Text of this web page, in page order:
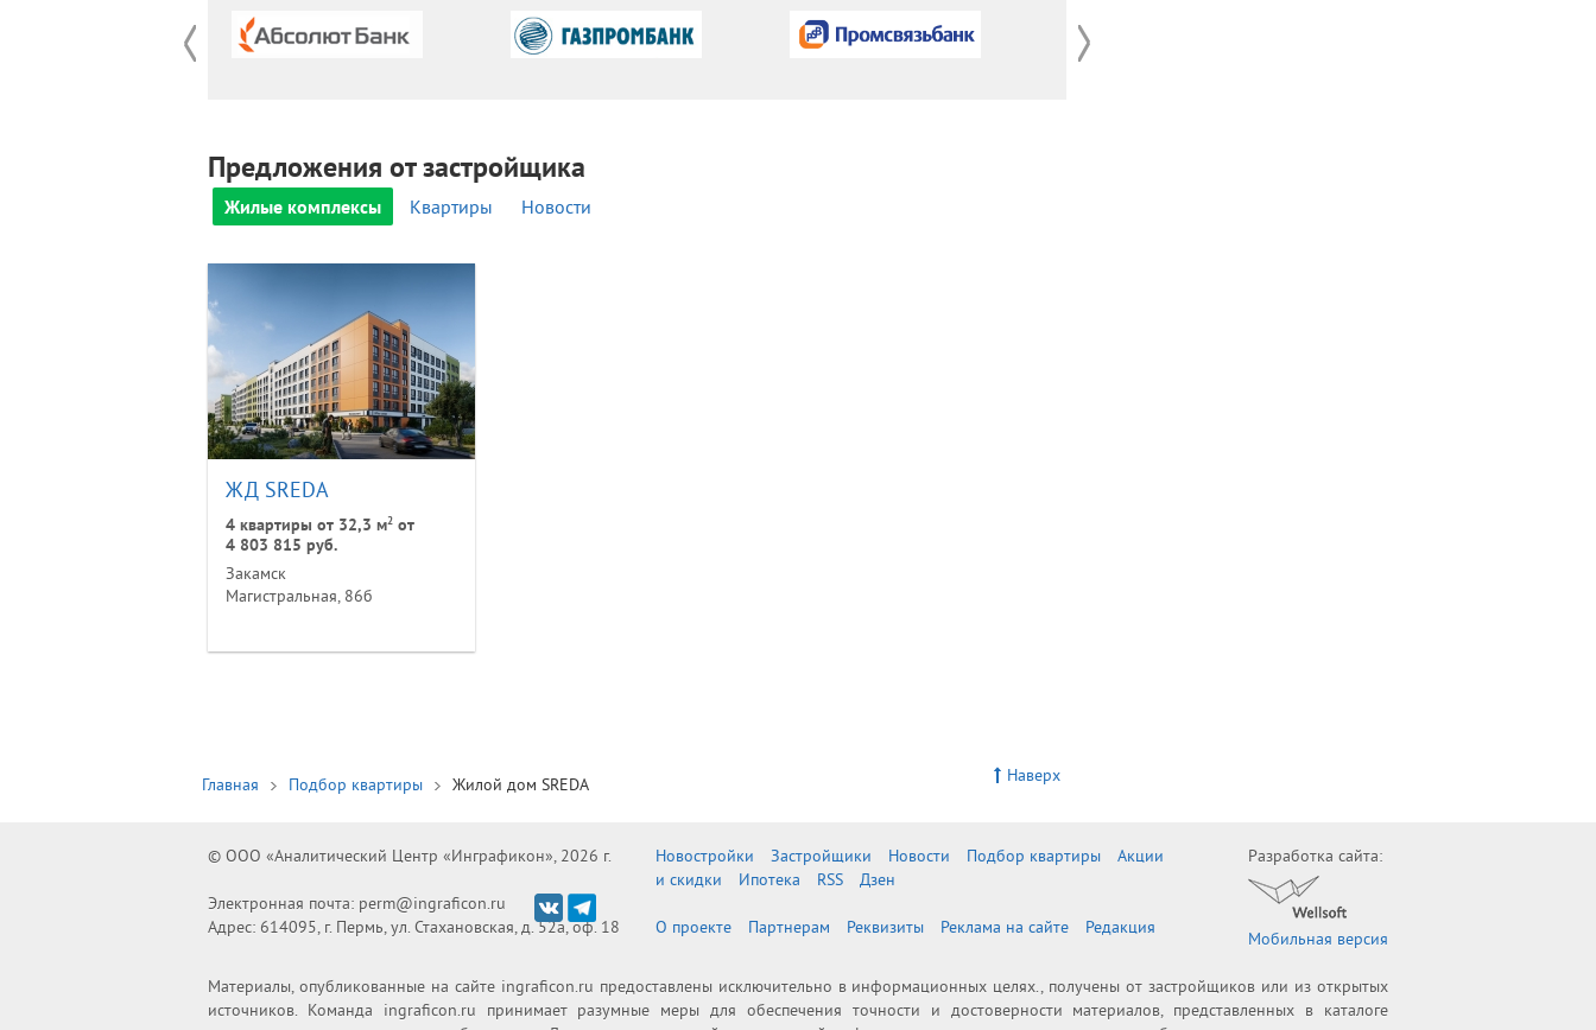
Предложения от застройщика
Жилые комплексы Квартиры Новости
ЖД SREDA
4 квартиры от 32,3 м2 от
4 803 815 руб.
Закамск
Магистральная, 86б
Главная Подбор квартиры Жилой дом SREDA Наверх
© OОO «Аналитический Центр «Инграфикон», 2026 г.
Электронная почта: perm@ingraficon.ru
Адрес: 614095, г. Пермь, ул. Стахановская, д. 52а, оф. 18
Новостройки Застройщики Новости Подбор квартиры
Акции
и скидки
Ипотека RSS Дзен
О проекте Партнерам Реквизиты Реклама на сайте Редакция
Разработка сайта:
Мобильная версия
Материалы, опубликованные на сайте ingraficon.ru предоставлены исключительно в информационных целях., получены от застройщиков или из открытых
источников. Команда ingraficon.ru принимает разумные меры для обеспечения точности и достоверности материалов, представленных в каталоге